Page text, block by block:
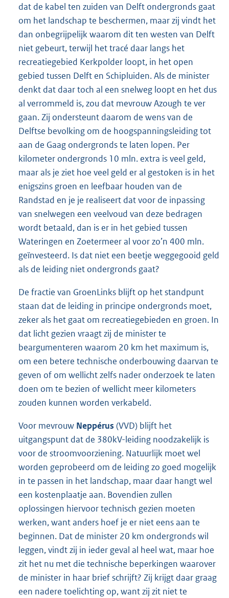
dat de kabel ten zuiden van Delft ondergronds gaat
om het landschap te beschermen, maar zij vindt het
dan onbegrijpelijk waarom dit ten westen van Delft
niet gebeurt, terwijl het tracé daar langs het
recreatiegebied Kerkpolder loopt, in het open
gebied tussen Delft en Schipluiden. Als de minister
denkt dat daar toch al een snelweg loopt en het dus
al verrommeld is, zou dat mevrouw Azough te ver
gaan. Zij ondersteunt daarom de wens van de
Delftse bevolking om de hoogspanningsleiding tot
aan de Gaag ondergronds te laten lopen. Per
kilometer ondergronds 10 mln. extra is veel geld,
maar als je ziet hoe veel geld er al gestoken is in het
enigszins groen en leefbaar houden van de
Randstad en je je realiseert dat voor de inpassing
van snelwegen een veelvoud van deze bedragen
wordt betaald, dan is er in het gebied tussen
Wateringen en Zoetermeer al voor zo’n 400 mln.
geïnvesteerd. Is dat niet een beetje weggegooid geld
als de leiding niet ondergronds gaat?
De fractie van GroenLinks blijft op het standpunt
staan dat de leiding in principe ondergronds moet,
zeker als het gaat om recreatiegebieden en groen. In
dat licht gezien vraagt zij de minister te
beargumenteren waarom 20 km het maximum is,
om een betere technische onderbouwing daarvan te
geven of om wellicht zelfs nader onderzoek te laten
doen om te bezien of wellicht meer kilometers
zouden kunnen worden verkabeld.
Voor mevrouw Neppérus (VVD) blijft het
uitgangspunt dat de 380kV-leiding noodzakelijk is
voor de stroomvoorziening. Natuurlijk moet wel
worden geprobeerd om de leiding zo goed mogelijk
in te passen in het landschap, maar daar hangt wel
een kostenplaatje aan. Bovendien zullen
oplossingen hiervoor technisch gezien moeten
werken, want anders hoef je er niet eens aan te
beginnen. Dat de minister 20 km ondergronds wil
leggen, vindt zij in ieder geval al heel wat, maar hoe
zit het nu met die technische beperkingen waarover
de minister in haar brief schrijft? Zij krijgt daar graag
een nadere toelichting op, want zij zit niet te